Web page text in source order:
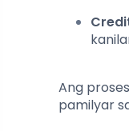
Ang
pamilyar